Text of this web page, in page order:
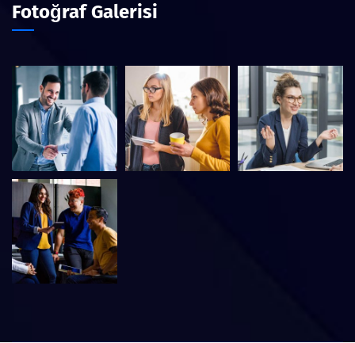
Fotoğraf Galerisi